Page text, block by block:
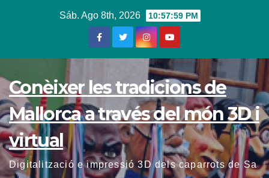
Sáb. Ago 8th, 2026 10:58:00 PM
Conèixer les tradicions de
Mallorca a través del món 3D i
virtual
Digitalització e impressió 3D dels caparrots de Sa